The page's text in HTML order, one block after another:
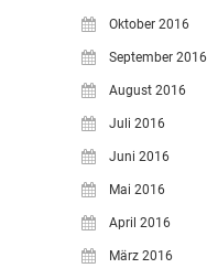
Oktober 2016
September 2016
August 2016
Juli 2016
Juni 2016
Mai 2016
April 2016
März 2016